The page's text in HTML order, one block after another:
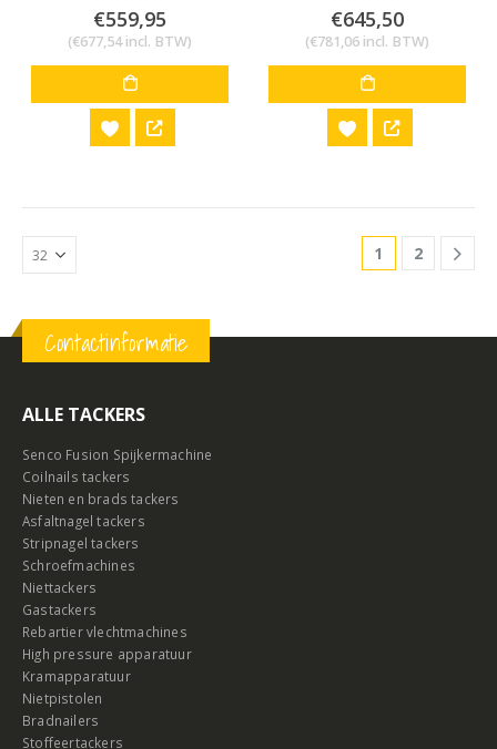
0out of 5
€559,95
(€677,54incl. BTW)
0out of 5
€645,50
(€781,06 incl. BTW)
1 2
Contactinformatie
ALLE TACKERS
Senco Fusion Spijkermachine
Coilnails tackers
Nieten en brads tackers
Asfaltnagel tackers
Stripnagel tackers
Schroefmachines
Niettackers
Gastackers
Rebartier vlechtmachines
High pressure apparatuur
Kramapparatuur
Nietpistolen
Bradnailers
Stoffeertackers